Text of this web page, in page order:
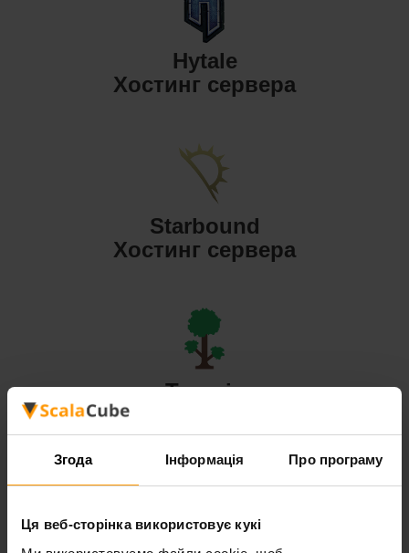
Згода Інформація Про програму
Ця веб-сторінка використовує кукі
Hytale
Хостинг сервера
Starbound
Хостинг сервера
Terraria
Хостинг сервера